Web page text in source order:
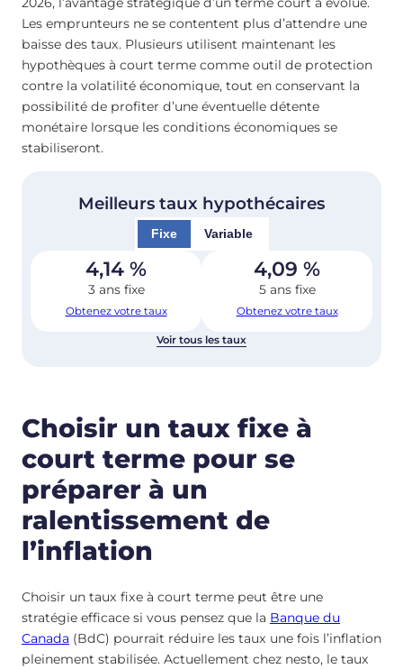
Les emprunteurs ne se contentent plus d’attendre une
baisse des taux. Plusieurs utilisent maintenant les
hypothèques à court terme comme outil de protection
contre la volatilité économique, tout en conservant la
possibilité de profiter d’une éventuelle détente
monétaire lorsque les conditions économiques se
stabiliseront.
Meilleurs taux hypothécaires
Fixe Variable
4,14 %
3 ans fixe
Obtenez votre taux
4,09 %
5 ans fixe
Obtenez votre taux
Voir tous les taux
Choisir un taux fixe à
court terme pour se
préparer à un
ralentissement de
l’inflation
Choisir un taux fixe à court terme peut être une
stratégie efficace si vous pensez que la Banque du
Canada (BdC) pourrait réduire les taux une fois l’inflation
pleinement stabilisée. Actuellement chez nesto, le taux